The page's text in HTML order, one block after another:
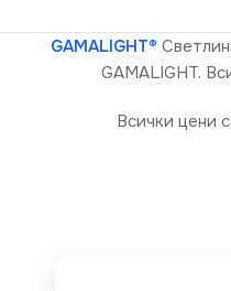
GAMALIGHT®
GAMALIGHT.
Всички цени